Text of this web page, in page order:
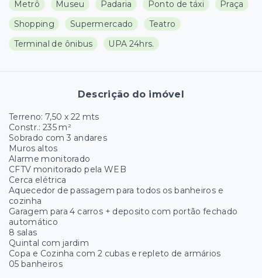
Metrô
Museu Padaria Ponto de táxi
Praça
Shopping
Supermercado
Teatro
Terminal de ônibus
UPA 24hrs.
Descrição do imóvel
Terreno: 7,50 x 22 mts
Constr.: 235 m²
Sobrado com 3 andares
Muros altos
Alarme monitorado
CFTV monitorado pela WEB
Cerca elétrica
Aquecedor de passagem para todos os banheiros e
cozinha
Garagem para 4 carros + deposito com portão fechado
automático
8 salas
Quintal com jardim
Copa e Cozinha com 2 cubas e repleto de armários
05 banheiros